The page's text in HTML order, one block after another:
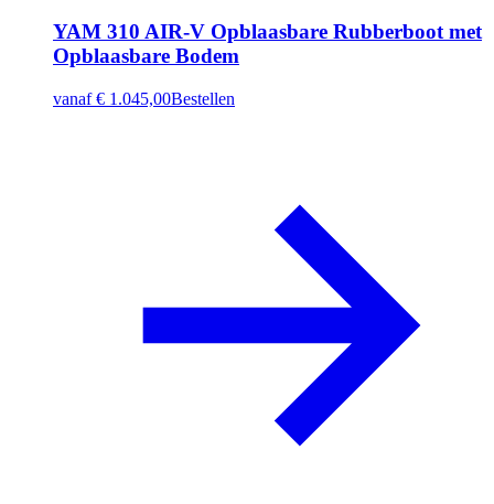
YAM 310 AIR-V Opblaasbare Rubberboot met
Opblaasbare Bodem
vanaf € 1.045,00Bestellen